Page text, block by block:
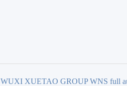
WUXI XUETAO GROUP WNS full